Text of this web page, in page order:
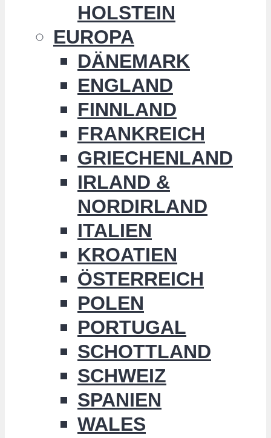
HOLSTEIN
EUROPA
DÄNEMARK
ENGLAND
FINNLAND
FRANKREICH
GRIECHENLAND
IRLAND &
NORDIRLAND
ITALIEN
KROATIEN
ÖSTERREICH
POLEN
PORTUGAL
SCHOTTLAND
SCHWEIZ
SPANIEN
WALES